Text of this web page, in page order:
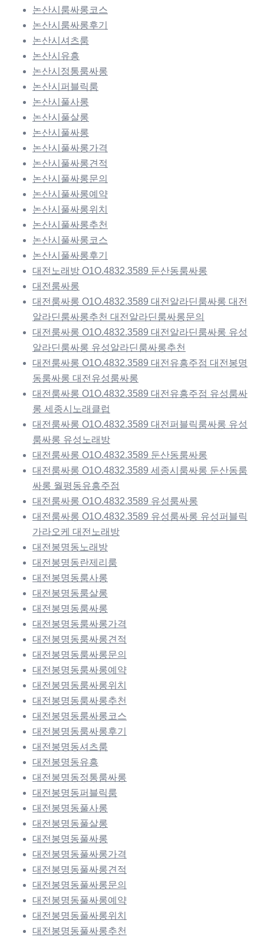
논산시룸싸롱코스
논산시룸싸롱후기
논산시셔츠룸
논산시유흥
논산시정통룸싸롱
논산시퍼블릭룸
논산시풀사롱
논산시풀살롱
논산시풀싸롱
논산시풀싸롱가격
논산시풀싸롱견적
논산시풀싸롱문의
논산시풀싸롱예약
논산시풀싸롱위치
논산시풀싸롱추천
논산시풀싸롱코스
논산시풀싸롱후기
대전노래방 O1O.4832.3589 둔산동룸싸롱
대전룸싸롱
대전룸싸롱 O1O.4832.3589 대전알라딘룸싸롱 대전
알라딘룸싸롱추천 대전알라딘룸싸롱문의
대전룸싸롱 O1O.4832.3589 대전알라딘룸싸롱 유성
알라딘룸싸롱 유성알라딘룸싸롱추천
대전룸싸롱 O1O.4832.3589 대전유흥주점 대전봉명
동룸싸롱 대전유성룸싸롱
대전룸싸롱 O1O.4832.3589 대전유흥주점 유성룸싸
롱 세종시노래클럽
대전룸싸롱 O1O.4832.3589 대전퍼블릭룸싸롱 유성
룸싸롱 유성노래방
대전룸싸롱 O1O.4832.3589 둔산동룸싸롱
대전룸싸롱 O1O.4832.3589 세종시룸싸롱 둔산동룸
싸롱 월평동유흥주점
대전룸싸롱 O1O.4832.3589 유성룸싸롱
대전룸싸롱 O1O.4832.3589 유성룸싸롱 유성퍼블릭
가라오케 대전노래방
대전봉명동노래방
대전봉명동란제리룸
대전봉명동룸사롱
대전봉명동룸살롱
대전봉명동룸싸롱
대전봉명동룸싸롱가격
대전봉명동룸싸롱견적
대전봉명동룸싸롱문의
대전봉명동룸싸롱예약
대전봉명동룸싸롱위치
대전봉명동룸싸롱추천
대전봉명동룸싸롱코스
대전봉명동룸싸롱후기
대전봉명동셔츠룸
대전봉명동유흥
대전봉명동정통룸싸롱
대전봉명동퍼블릭룸
대전봉명동풀사롱
대전봉명동풀살롱
대전봉명동풀싸롱
대전봉명동풀싸롱가격
대전봉명동풀싸롱견적
대전봉명동풀싸롱문의
대전봉명동풀싸롱예약
대전봉명동풀싸롱위치
대전봉명동풀싸롱추천